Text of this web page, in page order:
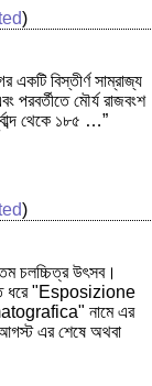
)
একটি বিস্তীর্ণ সাম্রাজ্য
পরবর্তীতে মৌর্য রাজবংশ
থেকে ১৮৫ …”
)
চলচ্চিত্র উৎসব।
ধরে "Esposizione
নামে এর
এর শেষে অথবা